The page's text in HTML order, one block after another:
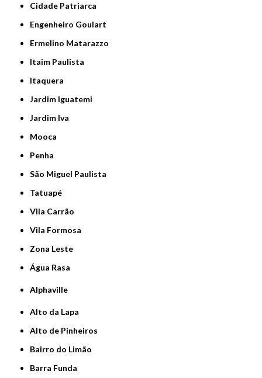
Cidade Patriarca
Engenheiro Goulart
Ermelino Matarazzo
Itaim Paulista
Itaquera
Jardim Iguatemi
Jardim Iva
Mooca
Penha
São Miguel Paulista
Tatuapé
Vila Carrão
Vila Formosa
Zona Leste
Água Rasa
Alphaville
Alto da Lapa
Alto de Pinheiros
Bairro do Limão
Barra Funda